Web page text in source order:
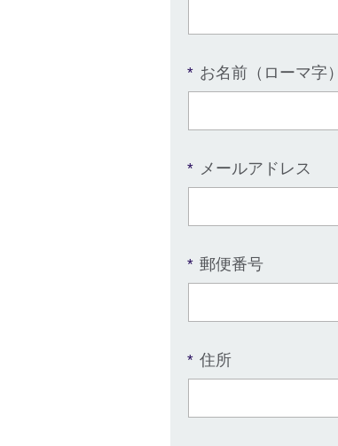
* お名前（ローマ字）
* メールアドレス
* 郵便番号
* 住所